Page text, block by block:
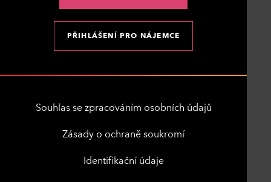
PŘIHLÁŠENÍ PRO NÁJEMCE
Souhlas se zpracováním osobních údajů
Zásady o ochraně soukromí
Identifikační údaje